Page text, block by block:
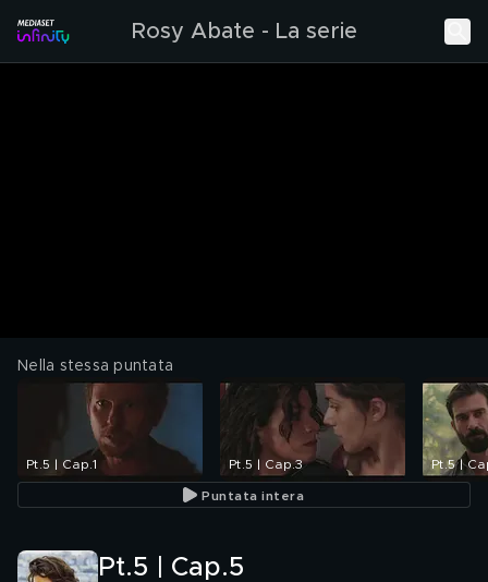
Rosy Abate - La serie
Nella stessa puntata
Pt.5 | Cap.1 Pt.5 | Cap.3 Pt.5 |
Puntata intera
Pt.5 | Cap.5